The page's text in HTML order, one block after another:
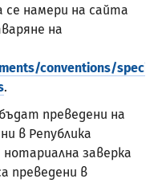
се намери на сайта
на
conventions/
.
преведени на
в Република
заверка
преведени в